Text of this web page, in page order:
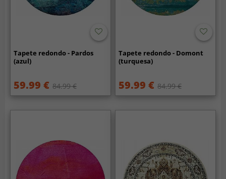
Tapete redondo - Pardos
(azul)
59.99 € 84.99 €
Tapete redondo - Domont
(turquesa)
59.99 € 84.99 €